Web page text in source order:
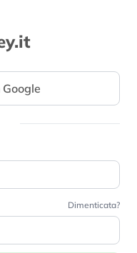
Dimenticata?